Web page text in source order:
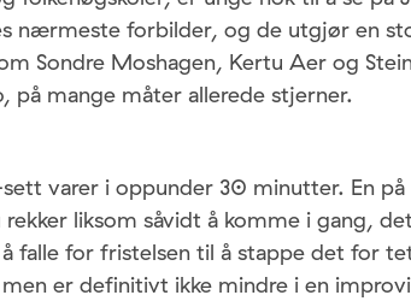
nærmeste forbilder, og de utgjør en
Sondre Moshagen, Kertu Aer og
på mange måter allerede stjerner.
varer i oppunder 30 minutter. En
liksom såvidt å komme i gang,
falle for fristelsen til å stappe det for
men er definitivt ikke mindre i en